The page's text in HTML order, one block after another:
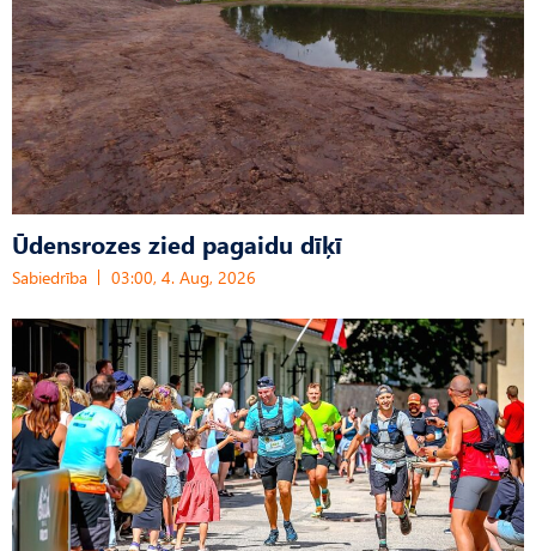
Ūdensrozes zied pagaidu dīķī
Sabiedrība 03:00, 4. Aug, 2026